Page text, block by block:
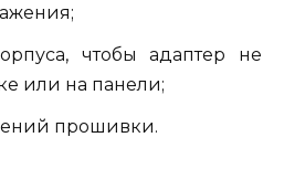
чтобы адаптер не
или на панели;
прошивки.